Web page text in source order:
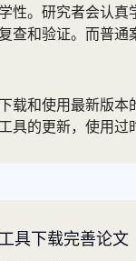
性。研究者会认
查和验证。而普
载和使用最新版
具的更新，使用
具下载完善论文